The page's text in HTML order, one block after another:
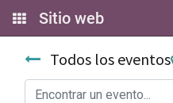
Sitio web
Todos los eventos